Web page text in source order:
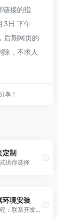
链接的指
3日 下午
后期网页的
，不求人
享！
定制
供你选择
环境安装
交易流程：联系开发者→确认下单→开发者发货→交易完成